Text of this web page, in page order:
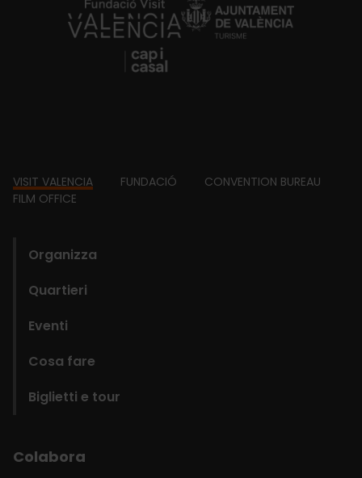
https://fundacion.visitvalencia.com/
Footer
VISIT VALENCIA FUNDACIÓ
CONVENTION BUREAU
FILM OFFICE
Organizza
Quartieri
Eventi
Cosa fare
Biglietti e tour
Colabora